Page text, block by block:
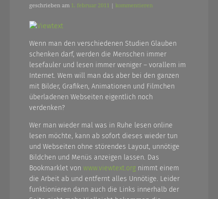
zwischendurch
und
nebenher…
geschrieben am 1. februar 2011 | kommentieren
Wenn man den verschiedenen Studien Glauben
schenken darf, werden die Menschen immer
lesefauler und lesen immer weniger – vorallem im
Internet. Wem will man das aber bei den ganzen
mit Bilder, Grafiken, Animationen und Filmchen
überladenen Webseiten eigentlich noch
verdenken?
Wer man wieder mal was in Ruhe lesen online
lesen möchte, kann ab sofort dieses wieder tun
und Webseiten ohne störendes Layout, unnötige
Bildchen und Menüs anzeigen lassen. Das
Bookmarklet von www.viewtext.org nimmt einem
die Arbeit ab und entfernt alles Unnötige. Leider
funktionieren dann auch die Links innerhalb der